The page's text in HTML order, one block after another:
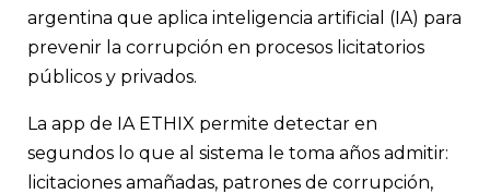
argentina que aplica inteligencia artificial (IA) para
prevenir la corrupción en procesos licitatorios
públicos y privados.
La app de IA ETHIX permite detectar en
segundos lo que al sistema le toma años admitir:
licitaciones amañadas, patrones de corrupción,